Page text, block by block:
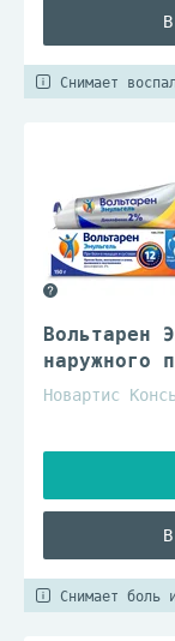
Снимает
Вольтарен
наружного
Новартис
Снимает боль